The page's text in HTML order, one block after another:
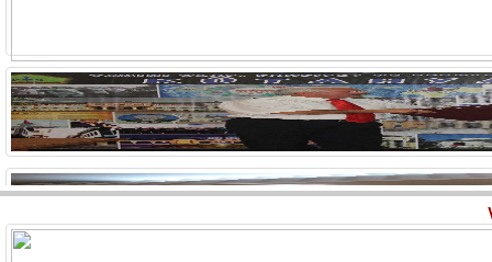
Kütahya Soğukçesme (Avdan) Köyü’nde Kurban Ritüeli - Adem KOÇ
Ahi Resul Zaviyesi ve Hisarcık'a Ait Bilgiler - Mustafa Güler